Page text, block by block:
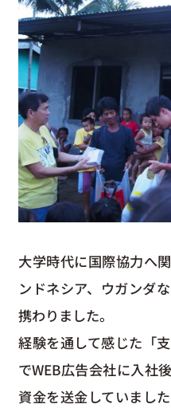
大学時代に国際協力へ
ンドネシア、ウガンダ
携わりました。
経験を通して感じた「
でWEB広告会社に入社
資金を送金していまし